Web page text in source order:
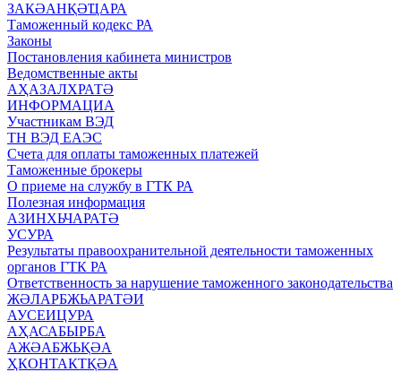
ЗАКӘАНҚӘҴАРА
Таможенный кодекс РА
Законы
Постановления кабинета министров
Ведомственные акты
АҲАЗАЛХРАТӘ
ИНФОРМАЦИА
Участникам ВЭД
ТН ВЭД ЕАЭС
Счета для оплаты таможенных платежей
Таможенные брокеры
О приеме на службу в ГТК РА
Полезная информация
АЗИНХЬЧАРАТӘ
УСУРА
Результаты правоохранительной деятельности таможенных
органов ГТК РА
Ответственность за нарушение таможенного законодательства
ЖӘЛАРБЖЬАРАТӘИ
АУСЕИЦУРА
АҲАСАБЫРБА
АЖӘАБЖЬҚӘА
ҲКОНТАКТҚӘА